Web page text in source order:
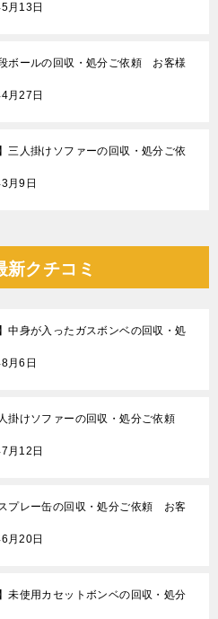
月13日
段ボールの回収・処分ご依頼 お客様
月27日
三人掛けソファーの回収・処分ご依
月9日
新クチコミ
中身が入ったガスボンベの回収・処
月6日
掛けソファーの回収・処分ご依頼
月12日
スプレー缶の回収・処分ご依頼 お客
月20日
未使用カセットボンベの回収・処分